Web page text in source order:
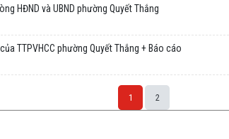
HĐND và UBND phường Quyết Thắng
TTPVHCC phường Quyết Thắng + Báo cáo
1 2